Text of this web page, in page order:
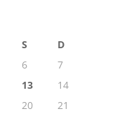
S
D
6
7
13
14
20
21